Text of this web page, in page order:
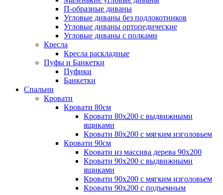
П-образные диваны
Угловые диваны без подлокотников
Угловые диваны ортопедические
Угловые диваны с полками
Кресла
Кресла раскладные
Пуфы и Банкетки
Пуфики
Банкетки
Спальни
Кровати
Кровати 80см
Кровати 80х200 с выдвижными
ящиками
Кровати 80х200 с мягким изголовьем
Кровати 90см
Кровати из массива дерева 90х200
Кровати 90х200 с выдвижными
ящиками
Кровати 90х200 с мягким изголовьем
Кровати 90х200 с подъемным